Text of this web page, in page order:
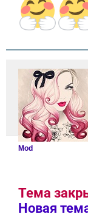
Mod
Тема
Новая